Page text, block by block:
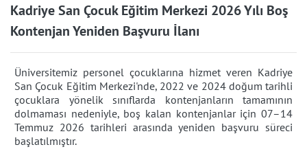
Kadriye San Çocuk Eğitim Merkezi 2026 Yılı Boş
Kontenjan Yeniden Başvuru İlanı
Üniversitemiz personel çocuklarına hizmet veren Kadriye
San Çocuk Eğitim Merkezi'nde, 2022 ve 2024 doğum tarihli
çocuklara yönelik sınıflarda kontenjanların tamamının
dolmaması nedeniyle, boş kalan kontenjanlar için 07–14
Temmuz 2026 tarihleri arasında yeniden başvuru süreci
başlatılmıştır.